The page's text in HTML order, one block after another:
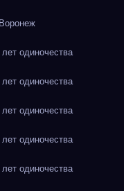
Воронеж
одиночества
одиночества
одиночества
одиночества
одиночества